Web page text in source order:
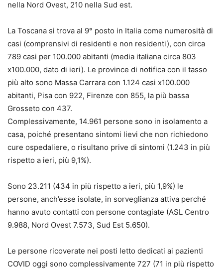
nella Nord Ovest, 210 nella Sud est.
La Toscana si trova al 9° posto in Italia come numerosità di
casi (comprensivi di residenti e non residenti), con circa
789 casi per 100.000 abitanti (media italiana circa 803
x100.000, dato di ieri). Le province di notifica con il tasso
più alto sono Massa Carrara con 1.124 casi x100.000
abitanti, Pisa con 922, Firenze con 855, la più bassa
Grosseto con 437.
Complessivamente, 14.961 persone sono in isolamento a
casa, poiché presentano sintomi lievi che non richiedono
cure ospedaliere, o risultano prive di sintomi (1.243 in più
rispetto a ieri, più 9,1%).
Sono 23.211 (434 in più rispetto a ieri, più 1,9%) le
persone, anch’esse isolate, in sorveglianza attiva perché
hanno avuto contatti con persone contagiate (ASL Centro
9.988, Nord Ovest 7.573, Sud Est 5.650).
Le persone ricoverate nei posti letto dedicati ai pazienti
COVID oggi sono complessivamente 727 (71 in più rispetto